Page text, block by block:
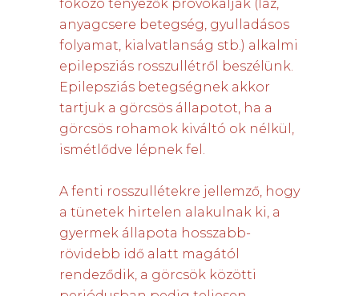
fokozó tényezők provokálják (láz,
anyagcsere betegség, gyulladásos
folyamat, kialvatlanság stb.) alkalmi
epilepsziás rosszullétről beszélünk.
Epilepsziás betegségnek akkor
tartjuk a görcsös állapotot, ha a
görcsös rohamok kiváltó ok nélkül,
ismétlődve lépnek fel.
A fenti rosszullétekre jellemző, hogy
a tünetek hirtelen alakulnak ki, a
gyermek állapota hosszabb-
rövidebb idő alatt magától
rendeződik, a görcsök közötti